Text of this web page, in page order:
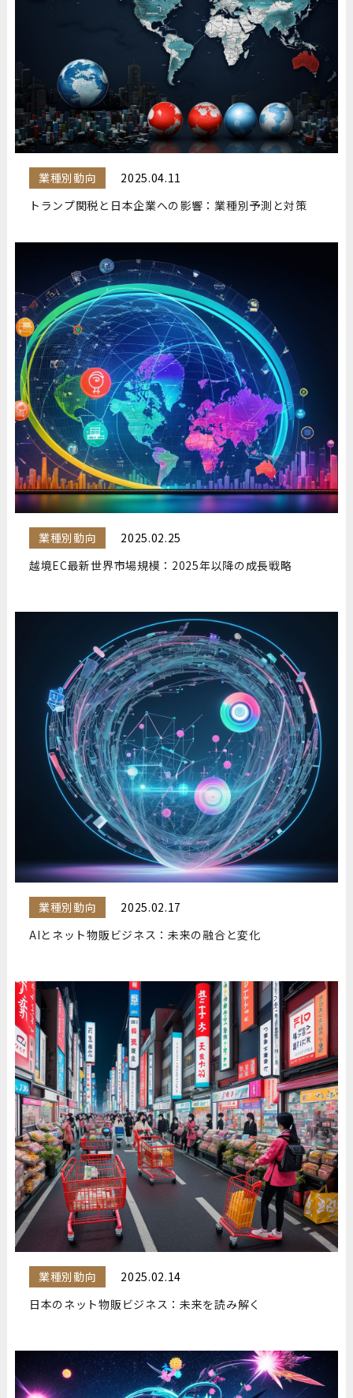
業種別動向
2025.04.11
トランプ関税と日本企業への影響：業種別予測と対策
業種別動向
2025.02.25
越境EC最新世界市場規模：2025年以降の成長戦略
業種別動向
2025.02.17
AIとネット物販ビジネス：未来の融合と変化
業種別動向
2025.02.14
日本のネット物販ビジネス：未来を読み解く